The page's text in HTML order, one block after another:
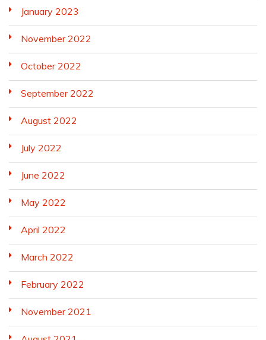
January 2023
November 2022
October 2022
September 2022
August 2022
July 2022
June 2022
May 2022
April 2022
March 2022
February 2022
November 2021